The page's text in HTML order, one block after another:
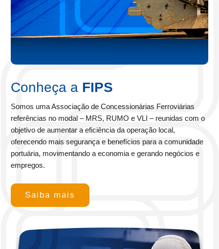
Conheça a FIPS
Somos uma Associação de Concessionárias Ferroviárias
referências no modal – MRS, RUMO e VLI – reunidas com o
objetivo de aumentar a eficiência da operação local,
oferecendo mais segurança e benefícios para a comunidade
portuária, movimentando a economia e gerando negócios e
empregos.
Saiba mais